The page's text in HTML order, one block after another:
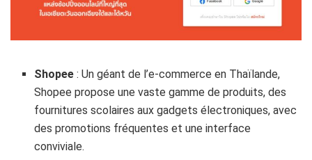
Shopee : Un géant de l’e-commerce en Thaïlande,
Shopee propose une vaste gamme de produits, des
fournitures scolaires aux gadgets électroniques, avec
des promotions fréquentes et une interface
conviviale.